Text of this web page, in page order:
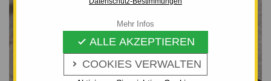
 COOKIES VERWALTEN
 ALLE AKZEPTIEREN
Mehr Infos